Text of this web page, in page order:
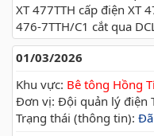
XT 477TTH cấp điện XT
476-7TTH/C1 cắt qua
01/03/2026
Khu vực: Bê tông Hồng
Đơn vị: Đội quản lý điện
Trạng thái (thông tin):